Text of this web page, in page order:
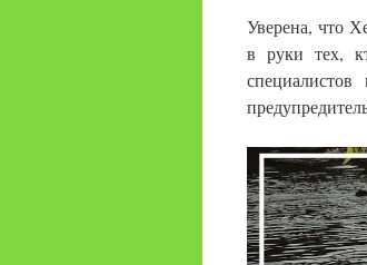
Уверена, что
в руки тех,